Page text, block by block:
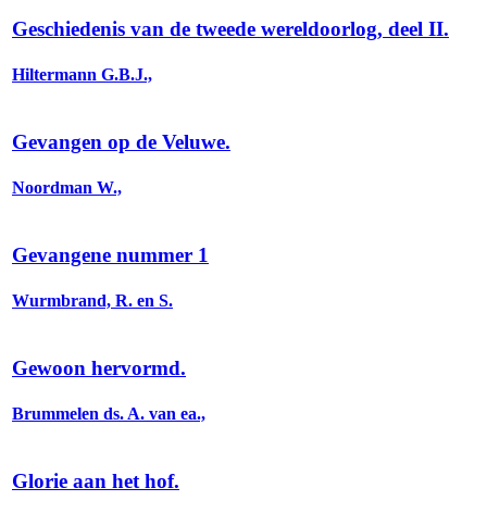
Geschiedenis van de tweede wereldoorlog, deel II.
Hiltermann G.B.J.,
Gevangen op de Veluwe.
Noordman W.,
Gevangene nummer 1
Wurmbrand, R. en S.
Gewoon hervormd.
Brummelen ds. A. van ea.,
Glorie aan het hof.